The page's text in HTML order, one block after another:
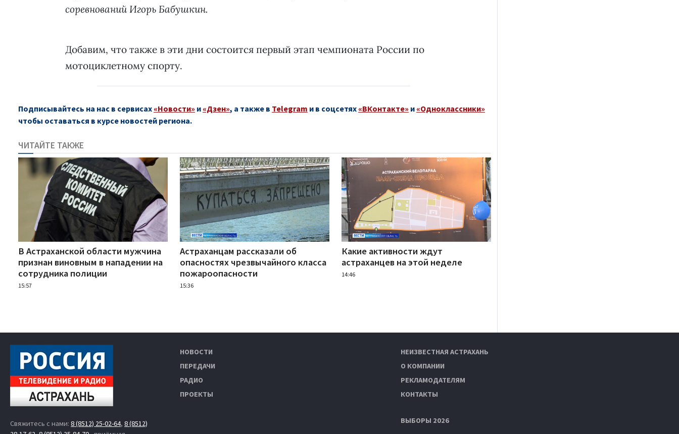
соревнований Игорь Бабушкин.
Добавим, что также в эти дни состоится первый этап чемпионата России по
мотоциклетному спорту.
Подписывайтесь на нас в сервисах «Новости» и «Дзен», а также в Telegram и в соцсетях «ВКонтакте» и «Одноклассники»
чтобы оставаться в курсе новостей региона.
ЧИТАЙТЕ ТАКЖЕ
В Астраханской области мужчина
признан виновным в нападении на
сотрудника полиции
15:57
Астраханцам рассказали об
опасностях чрезвычайного класса
пожароопасности
15:36
Какие активности ждут
астраханцев на этой неделе
14:46
Свяжитесь с нами: 8 (8512) 25-02-64, 8 (8512)
НОВОСТИ
ПЕРЕДАЧИ
РАДИО
ПРОЕКТЫ
НЕИЗВЕСТНАЯ АСТРАХАНЬ
О КОМПАНИИ
РЕКЛАМОДАТЕЛЯМ
КОНТАКТЫ
ВЫБОРЫ 2026